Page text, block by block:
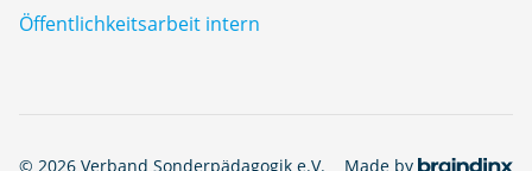
Öffentlichkeitsarbeit intern
© 2026 Verband Sonderpädagogik e.V. Made by